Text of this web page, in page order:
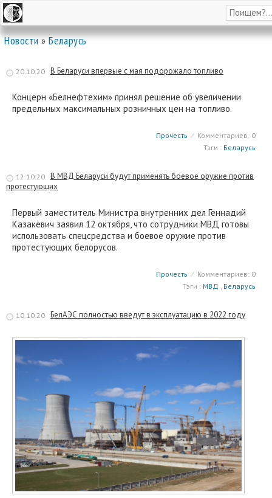
Новости»Беларусь
20.10.20 В Беларуси впервые с мая подорожало топливо
Концерн «Белнефтехим» принял решение об увеличении
предельных максимальных розничных цен на топливо.
Прочесть ⁄ Комментариев: 0
Тэги : Беларусь
12.10.20 В МВД Беларуси будут применять боевое оружие против
протестующих
Первый заместитель Министра внутренних дел Геннадий
Казакевич заявил 12 октября, что сотрудники МВД готовы
использовать спецсредства и боевое оружие против
протестующих белорусов.
Прочесть ⁄ Комментариев: 0
Тэги : МВД , Беларусь
10.10.20 БелАЭС полностью введут в эксплуатацию в 2022 году